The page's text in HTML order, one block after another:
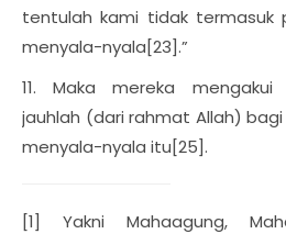
tentulah kami tidak termasuk
menyala-nyala[23].”
11. Maka mereka mengakui
jauhlah (dari rahmat Allah)
menyala-nyala itu[25].
[1] Yakni Mahaagung,